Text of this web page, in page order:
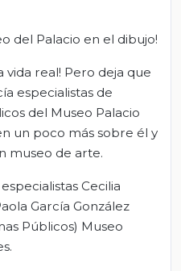
del Palacio en el dibujo!
vida real! Pero deja que
especialistas de
del Museo Palacio
un poco más sobre él y
museo de arte.
Cecilia
García González
Públicos) Museo